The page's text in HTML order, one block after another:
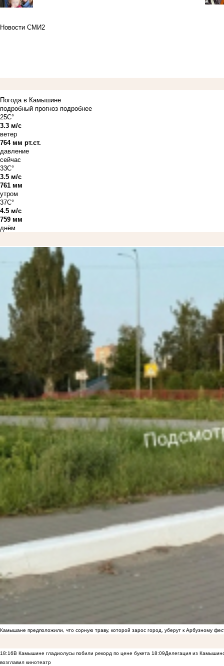
Новости СМИ2
Погода в Камышине
подробный прогноз подробнее
25C°
3.3 м/с
ветер
764 мм рт.ст.
давление
сейчас
33C°
3.5 м/с
761 мм
утром
37C°
4.5 м/с
759 мм
днём
Камышане предположили, что сорную траву, которой зарос город, уберут к Арбузному
18:16В Камышине гладиолусы побили рекорд по цене букета 18:09Делегация из
возглавил кинотеатр